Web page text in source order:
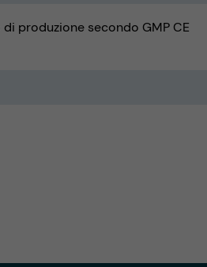
produzione secondo GMP CE